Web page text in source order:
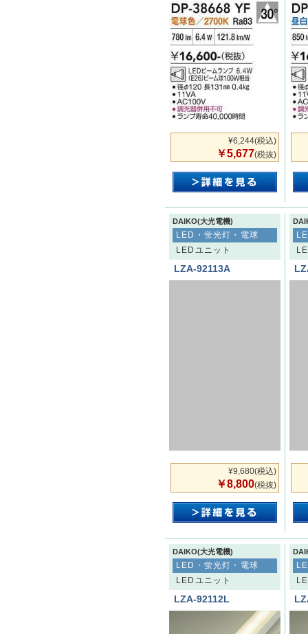
¥6,244(税込)
￥5,677(税抜)
DAIKO(大光電機)
LED・蛍光灯・電球
LEDユニット
LZA-92113A
¥9,680(税込)
￥8,800(税抜)
DAIKO(大光電機)
LED・蛍光灯・電球
LEDユニット
LZA-92112L